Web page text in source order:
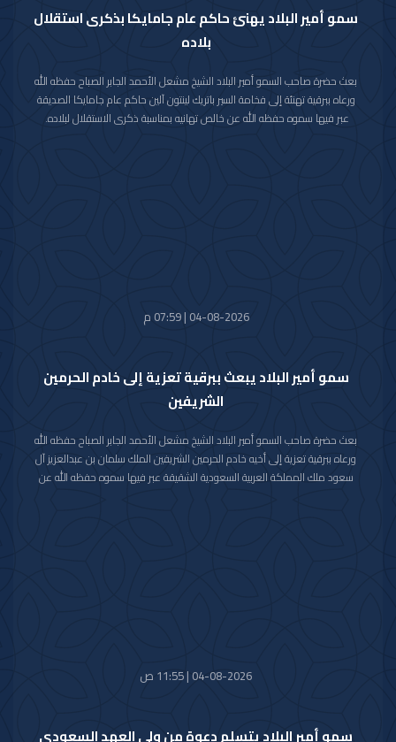
سمو أمير البلاد يهنئ حاكم عام جامايكا بذكرى استقلال
بلاده
بعث حضرة صاحب السمو أمير البلاد الشيخ مشعل الأحمد الجابر الصباح حفظه الله
ورعاه ببرقية تهنئة إلى فخامة السير باتريك لينتون آلين حاكم عام جامايكا الصديقة
عبر فيها سموه حفظه الله عن خالص تهانيه بمناسبة ذكرى الاستقلال لبلاده.
04-08-2026 | 07:59 م
سمو أمير البلاد يبعث ببرقية تعزية إلى خادم الحرمين
الشريفين
بعث حضرة صاحب السمو أمير البلاد الشيخ مشعل الأحمد الجابر الصباح حفظه الله
ورعاه ببرقية تعزية إلى أخيه خادم الحرمين الشريفين الملك سلمان بن عبدالعزيز آل
سعود ملك المملكة العربية السعودية الشقيقة عبر فيها سموه حفظه الله عن
04-08-2026 | 11:55 ص
سمو أمير البلاد يتسلم دعوة من ولي العهد السعودي